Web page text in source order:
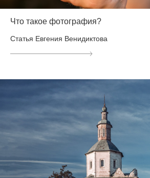
Что такое фотография?
Статья Евгения Венидиктова